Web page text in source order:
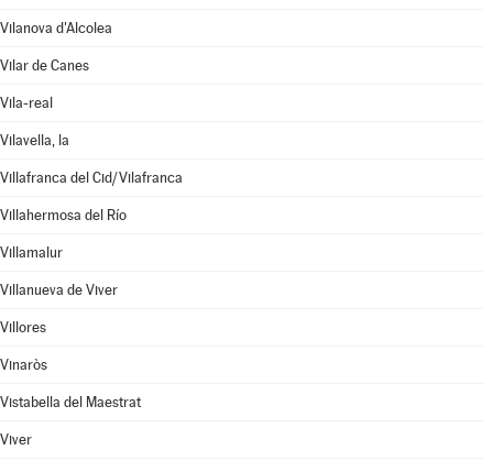
Vilanova d'Alcolea
Vilar de Canes
Vila-real
Vilavella, la
Villafranca del Cid/Vilafranca
Villahermosa del Río
Villamalur
Villanueva de Viver
Villores
Vinaròs
Vistabella del Maestrat
Viver